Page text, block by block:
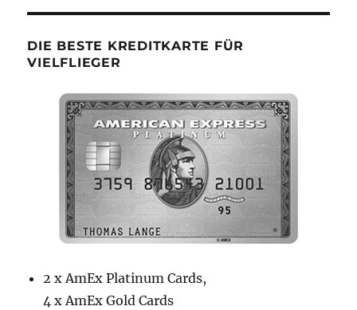
DIE BESTE KREDITKARTE FÜR
VIELFLIEGER
2 x AmEx Platinum Cards,
4 x AmEx Gold Cards